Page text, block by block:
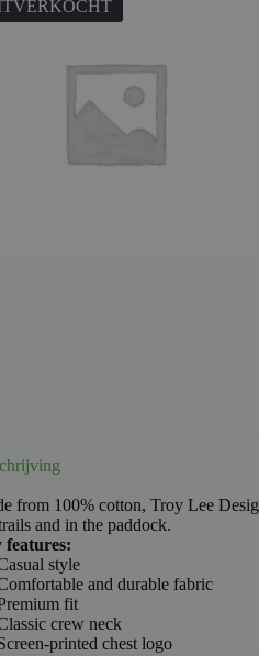
from 100% cotton, Troy Lee
and in the paddock.
features:
style
and durable fabric
fit
crew neck
printed chest logo